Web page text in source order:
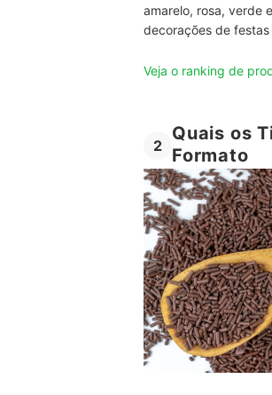
amarelo, rosa, verde
decorações de
Veja o ranking de
2
Quais os
Formato